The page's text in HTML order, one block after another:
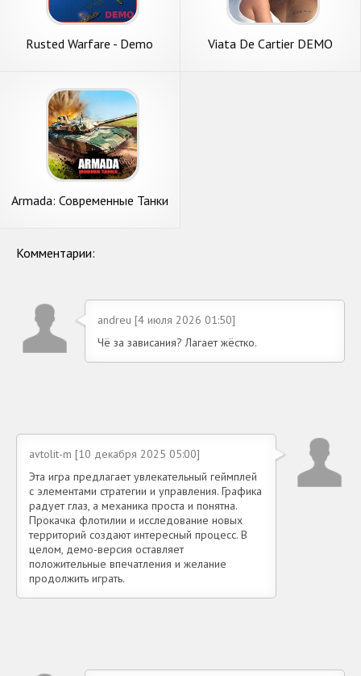
Rusted Warfare - Demo Viata De Cartier DEMO
Armada: Современные Танки
Комментарии:
andreu [4 июля 2026 01:50]
Чё за зависания? Лагает жёстко.
avtolit-m [10 декабря 2025 05:00]
Эта игра предлагает увлекательный геймплей
с элементами стратегии и управления. Графика
радует глаз, а механика проста и понятна.
Прокачка флотилии и исследование новых
территорий создают интересный процесс. В
целом, демо-версия оставляет
положительные впечатления и желание
продолжить играть.